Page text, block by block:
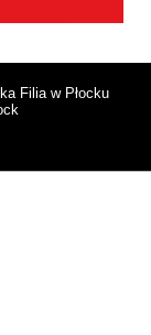
Filia w Płocku